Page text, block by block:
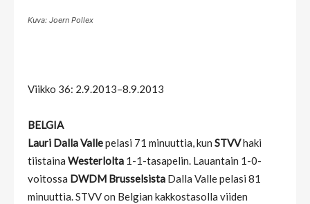
Kuva: Joern Pollex
Viikko 36: 2.9.2013–8.9.2013
BELGIA
Lauri Dalla Vallepelasi 71 minuuttia, kun STVVhaki
tiistaina Westerlolta 1-1-tasapelin. Lauantain 1-0-
voitossa DWDM Brusselsista Dalla Valle pelasi 81
minuuttia. STVV on Belgian kakkostasolla viiden